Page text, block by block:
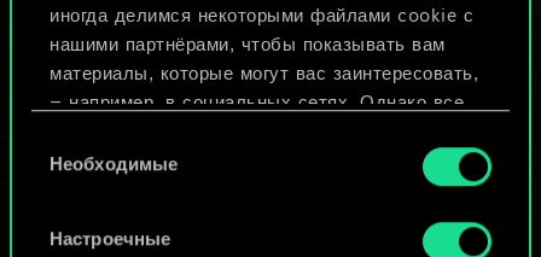
иногда делимся некоторыми файлами cookie с
нашими партнёрами, чтобы показывать вам
материалы, которые могут вас заинтересовать,
— например, в социальных сетях. Однако все
разрешения.
Найти подробную информацию о том, как мы
используем ваши файлы cookie, и изменить
согласия
Необходимые
Настроечные
ИЛИ